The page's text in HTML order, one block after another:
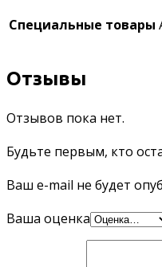
Специальные товары
Отзывы
Отзывов пока нет.
Будьте первым, кто
Ваш e-mail не будет
Ваша оценка